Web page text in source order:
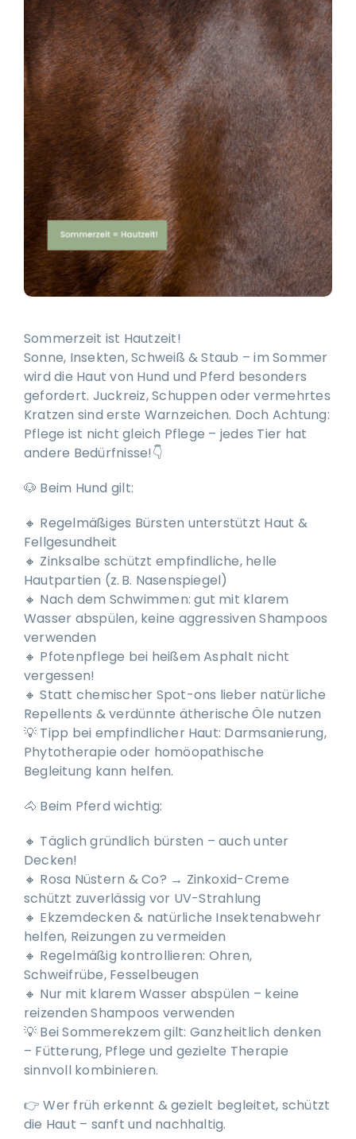
Ausbildung & Training für Reiter und Pferd
Blog
Job & Karriere
Kontakt
Sommerzeit ist Hautzeit!
Sonne, Insekten, Schweiß & Staub – im Sommer
wird die Haut von Hund und Pferd besonders
gefordert. Juckreiz, Schuppen oder vermehrtes
Kratzen sind erste Warnzeichen. Doch Achtung:
Pflege ist nicht gleich Pflege – jedes Tier hat
andere Bedürfnisse!👇
🐶 Beim Hund gilt:
🔸 Regelmäßiges Bürsten unterstützt Haut &
Fellgesundheit
🔸 Zinksalbe schützt empfindliche, helle
Hautpartien (z. B. Nasenspiegel)
🔸 Nach dem Schwimmen: gut mit klarem
Wasser abspülen, keine aggressiven Shampoos
verwenden
🔸 Pfotenpflege bei heißem Asphalt nicht
vergessen!
🔸 Statt chemischer Spot-ons lieber natürliche
Repellents & verdünnte ätherische Öle nutzen
💡 Tipp bei empfindlicher Haut: Darmsanierung,
Phytotherapie oder homöopathische
Begleitung kann helfen.
🐴 Beim Pferd wichtig:
🔸 Täglich gründlich bürsten – auch unter
Decken!
🔸 Rosa Nüstern & Co? → Zinkoxid-Creme
schützt zuverlässig vor UV-Strahlung
🔸 Ekzemdecken & natürliche Insektenabwehr
helfen, Reizungen zu vermeiden
🔸 Regelmäßig kontrollieren: Ohren,
Schweifrübe, Fesselbeugen
🔸 Nur mit klarem Wasser abspülen – keine
reizenden Shampoos verwenden
💡 Bei Sommerekzem gilt: Ganzheitlich denken
– Fütterung, Pflege und gezielte Therapie
sinnvoll kombinieren.
👉 Wer früh erkennt & gezielt begleitet, schützt
die Haut – sanft und nachhaltig.